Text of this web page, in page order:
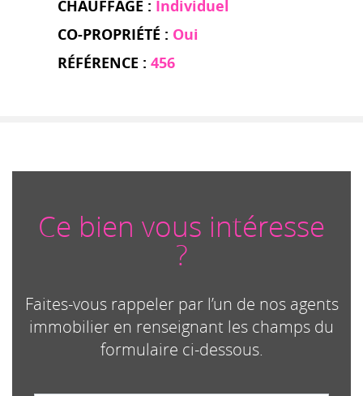
CHAUFFAGE : Individuel
CO-PROPRIÉTÉ : Oui
RÉFÉRENCE : 456
Ce bien vous intéresse
?
Faites-vous rappeler par l’un de nos agents
immobilier en renseignant les champs du
formulaire ci-dessous.